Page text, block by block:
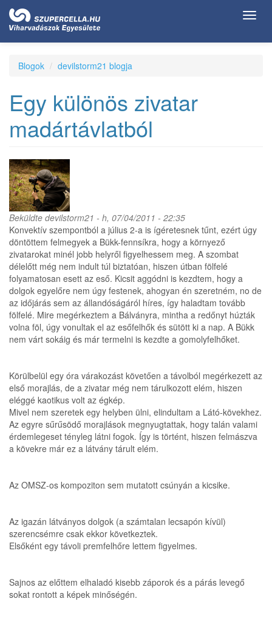
Ugrás
tartalomra
Blogok devilstorm21 blogja
Egy különös zivatar
madártávlatból
Beküldte devilstorm21 - h, 07/04/2011 - 22:35
Konvektív szempontból a július 2-a is ígéretesnek tűnt, ezért úgy
döntöttem felmegyek a Bükk-fennsíkra, hogy a környező
zivatarokat minél jobb helyről figyelhessem meg. A szombat
délelőtt még nem indult túl biztatóan, hiszen útban fölfelé
folyamatosan esett az eső. Kicsit aggódni is kezdtem, hogy a
dolgok egyelőre nem úgy festenek, ahogyan én szeretném, no de
az időjárás sem az állandóságáról híres, így haladtam tovább
fölfelé. Mire megérkeztem a Bálványra, mintha a redőnyt húzták
volna föl, úgy vonultak el az esőfelhők és sütött ki a nap. A Bükk
nem várt sokáig és már termelni is kezdte a gomolyfelhőket.
Körülbelül egy óra várakozást követően a távolból megérkezett az
első morajlás, de a zivatar még nem tárulkozott elém, hiszen
eléggé kaotikus volt az égkép.
Mivel nem szeretek egy helyben ülni, elindultam a Látó-kövekhez.
Az egyre sűrűsödő morajlások megnyugtattak, hogy talán valami
érdemlegeset tényleg látni fogok. Így is történt, hiszen felmászva
a kövekre már ez a látvány tárult elém.
Az OMSZ-os kompoziton sem mutatott csúnyán a kicsike.
Az igazán látványos dolgok (a számtalan lecsapón kívül)
szerencsémre csak ekkor következtek.
Elsőként egy távoli premfelhőre lettem figyelmes.
Sajnos az előttem elhaladó kisebb záporok és a párás levegő
sokat rontott a képek minőségén.